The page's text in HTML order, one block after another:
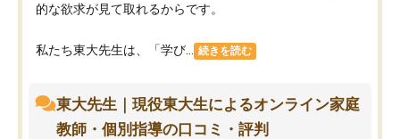
的な欲求が見て取れるからです。
私たち東大先生は、「学び... 続きを読む
東大先生｜現役東大生によるオンライン家庭
教師・個別指導の口コミ・評判